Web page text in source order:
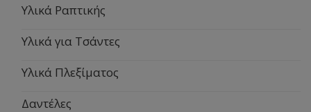
Υλικά Ραπτικής
Υλικά για Τσάντες
Υλικά Πλεξίματος
Δαντέλες